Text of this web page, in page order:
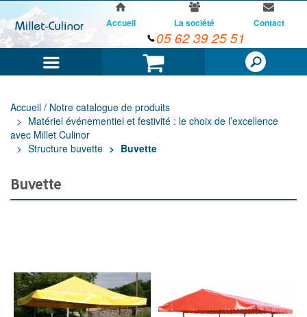
Panier
Accueil La société Contact
05 62 39 25 51
Accueil / Notre catalogue de produits
Matériel événementiel et festivité : le choix de l’excellence
avec Millet Culinor
Structure buvette
Buvette
Buvette